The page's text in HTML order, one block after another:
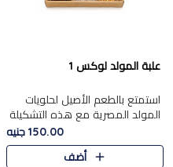
علبة المولد لوكس 1
استمتع بالطعم الأصيل لحلويات
المولد المصرية مع هذه التشكيلة
المختارة بعناية من 9 قطع. تتضمن
التشكيلة جوزرية مع فول،ملبان
150.00 جنيه
أضف